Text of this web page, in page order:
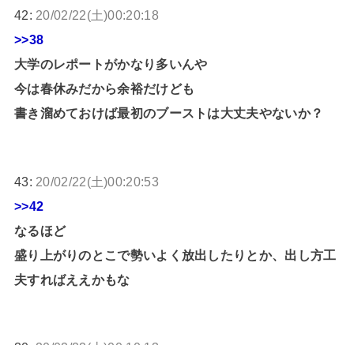
42: 20/02/22(土)00:20:18
>>38
大学のレポートがかなり多いんや
今は春休みだから余裕だけども
書き溜めておけば最初のブーストは大丈夫やないか？
43: 20/02/22(土)00:20:53
>>42
なるほど
盛り上がりのとこで勢いよく放出したりとか、出し方工
夫すればええかもな